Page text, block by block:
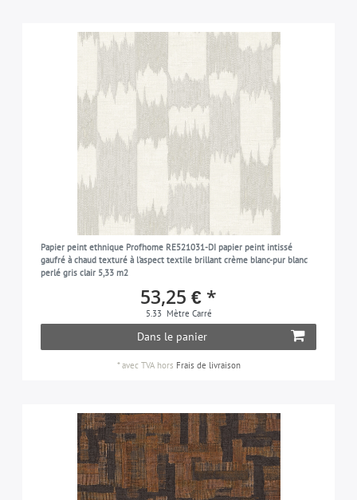
Papier peint ethnique Profhome RE521031-DI papier peint intissé
gaufré à chaud texturé à l'aspect textile brillant crème blanc-pur blanc
perlé gris clair 5,33 m2
53,25 € *
5.33 Mètre Carré
Dans le panier
*avec TVAhors Frais de livraison